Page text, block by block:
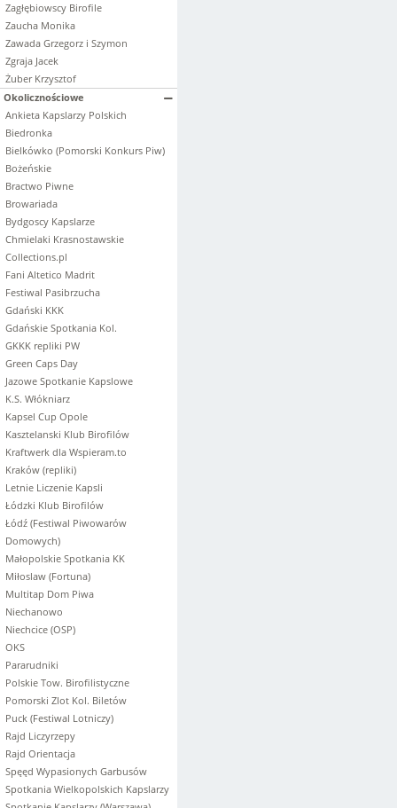
Zagłębiowscy Birofile
Zaucha Monika
Zawada Grzegorz i Szymon
Zgraja Jacek
Żuber Krzysztof
Okolicznościowe
Ankieta Kapslarzy Polskich
Biedronka
Bielkówko (Pomorski Konkurs Piw)
Bożeńskie
Bractwo Piwne
Browariada
Bydgoscy Kapslarze
Chmielaki Krasnostawskie
Collections.pl
Fani Altetico Madrit
Festiwal Pasibrzucha
Gdański KKK
Gdańskie Spotkania Kol.
GKKK repliki PW
Green Caps Day
Jazowe Spotkanie Kapslowe
K.S. Włókniarz
Kapsel Cup Opole
Kasztelanski Klub Birofilów
Kraftwerk dla Wspieram.to
Kraków (repliki)
Letnie Liczenie Kapsli
Łódzki Klub Birofilów
Łódź (Festiwal Piwowarów
Domowych)
Małopolskie Spotkania KK
Miłoslaw (Fortuna)
Multitap Dom Piwa
Niechanowo
Niechcice (OSP)
OKS
Pararudniki
Polskie Tow. Birofilistyczne
Pomorski Zlot Kol. Biletów
Puck (Festiwal Lotniczy)
Rajd Liczyrzepy
Rajd Orientacja
Spęęd Wypasionych Garbusów
Spotkania Wielkopolskich Kapslarzy